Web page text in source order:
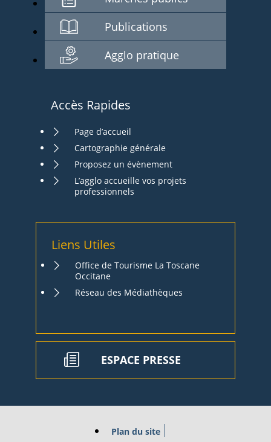
Publications
Agglo pratique
Accès Rapides
Page d’accueil
Cartographie générale
Proposez un évènement
L’agglo accueille vos projets
professionnels
Liens Utiles
Office de Tourisme La Toscane
Occitane
Réseau des Médiathèques
ESPACE PRESSE
Plan du site